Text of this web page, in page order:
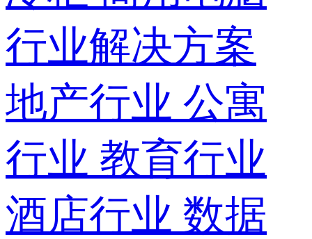
行业解决方案
地产行业 公寓
行业 教育行业
酒店行业 数据